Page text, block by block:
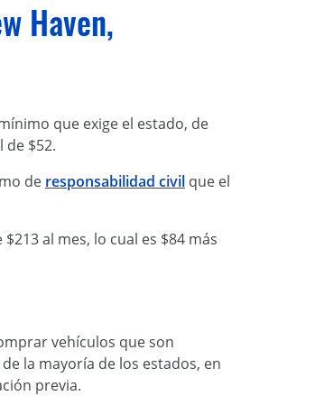
Haven,
que exige el estado, de
de $52.
de responsabilidad civil que el
al mes, lo cual es $84 más
vehículos que son
la mayoría de los estados, en
previa.